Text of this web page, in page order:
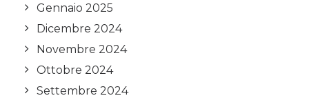
Gennaio 2025
Dicembre 2024
Novembre 2024
Ottobre 2024
Settembre 2024